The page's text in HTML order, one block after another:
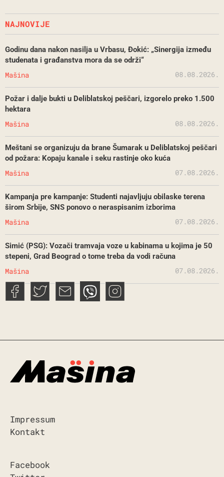
NAJNOVIJE
Godinu dana nakon nasilja u Vrbasu, Đokić: „Sinergija između
studenata i građanstva mora da se održi“
Mašina 08.08.2026.
Požar i dalje bukti u Deliblatskoj peščari, izgorelo preko 1.500
hektara
Mašina 08.08.2026.
Meštani se organizuju da brane Šumarak u Deliblatskoj peščari
od požara: Kopaju kanale i seku rastinje oko kuća
Mašina 07.08.2026.
Kampanja pre kampanje: Studenti najavljuju obilaske terena
širom Srbije, SNS ponovo o neraspisanim izborima
Mašina 07.08.2026.
Simić (PSG): Vozači tramvaja voze u kabinama u kojima je 50
stepeni, Grad Beograd o tome treba da vodi računa
Mašina 07.08.2026.
Impressum
Kontakt
Facebook